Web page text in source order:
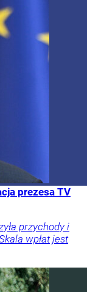
prezesa TV
przychody i
wpłat jest